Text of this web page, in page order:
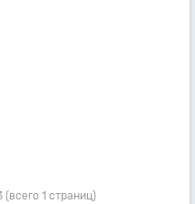
(всего 1 страниц)